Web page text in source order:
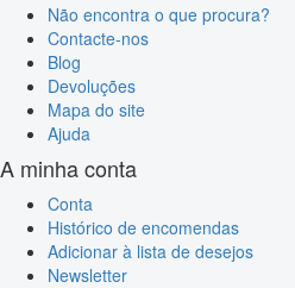
Não encontra o que procura?
Contacte-nos
Blog
Devoluções
Mapa do site
Ajuda
A minha conta
Conta
Histórico de encomendas
Adicionar à lista de desejos
Newsletter